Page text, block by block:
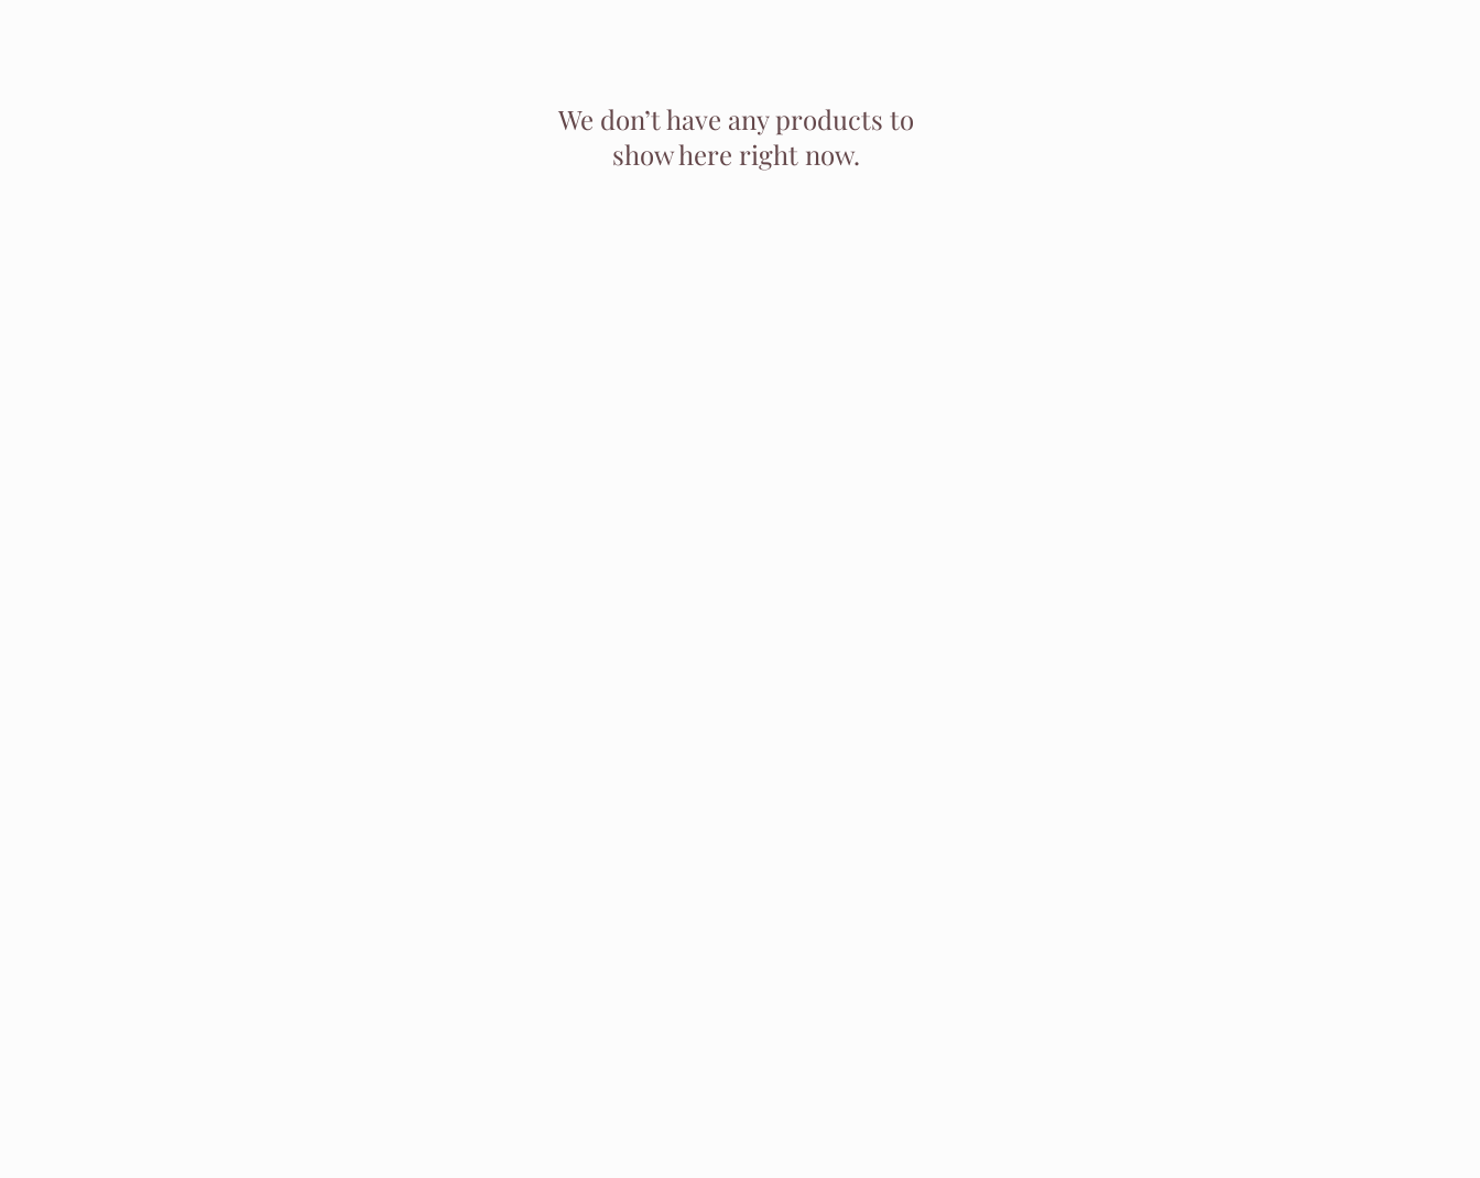
We don’t have any products to
show here right now.